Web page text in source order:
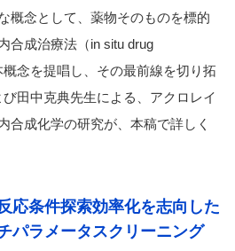
概念として、薬物そのものを標的
合成治療法（in situ drug
念を提唱し、その最前線を切り拓
田中克典先生による、アクロレイ
合成化学の研究が、本稿で詳しく
応条件探索効率化を志向した
パラメータスクリーニング